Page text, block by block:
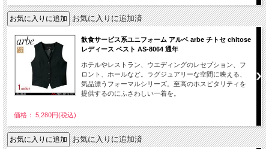
お気に入りに追加済
飲食サービス系ユニフォーム アルベ arbe チトセ chitose
レディース ベスト AS-8064 通年
ホテルやレストラン、ウエディングのレセプション、フ
ロント、ホールなど。ラグジュアリーな空間に映える、
気品漂うフォーマルシリーズ。至高のホスピタリティを
提供するのにふさわしい一着を。
価格： 5,280円(税込)
お気に入りに追加済